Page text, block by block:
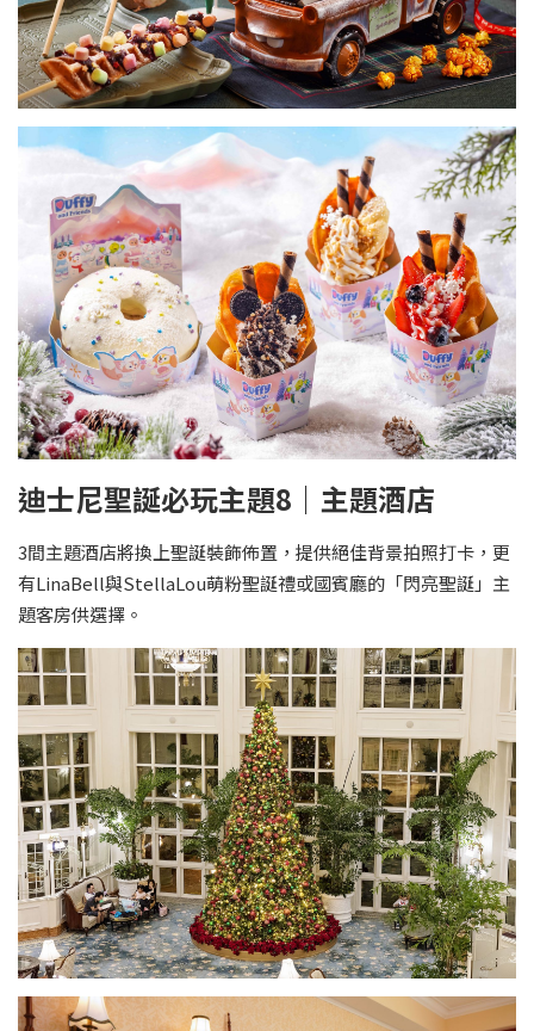
迪士尼聖誕必玩主題8｜主題酒店
3間主題酒店將換上聖誕裝飾佈置，提供絕佳背景拍照打卡，更
有LinaBell與StellaLou萌粉聖誕禮或國賓廳的「閃亮聖誕」主
題客房供選擇。